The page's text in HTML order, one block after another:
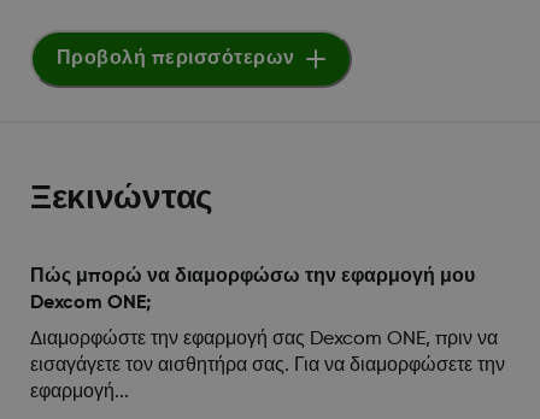
Προβολή περισσότερων
Ξεκινώντας
Πώς μπορώ να διαμορφώσω την εφαρμογή μου
Dexcom ONE;
Διαμορφώστε την εφαρμογή σας Dexcom ONE, πριν να
εισαγάγετε τον αισθητήρα σας. Για να διαμορφώσετε την
εφαρμογή...